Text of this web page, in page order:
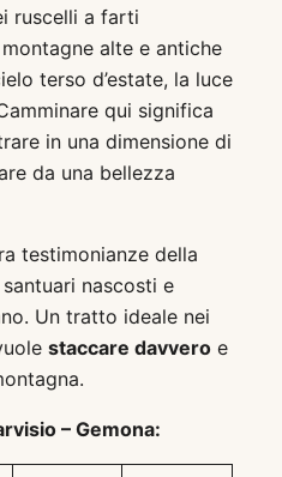
ruscelli a farti
alte e antiche
terso d’estate, la luce
qui significa
in una dimensione di
da una bellezza
testimonianze della
nascosti e
Un tratto ideale nei
staccare davveroe
– Gemona: